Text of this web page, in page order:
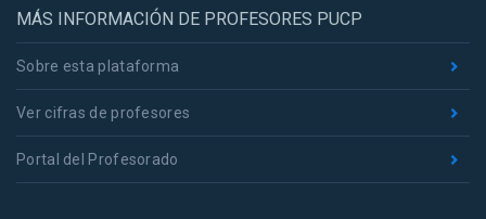
MÁS INFORMACIÓN DE PROFESORES PUCP
Sobre esta plataforma
Ver cifras de profesores
Portal del Profesorado